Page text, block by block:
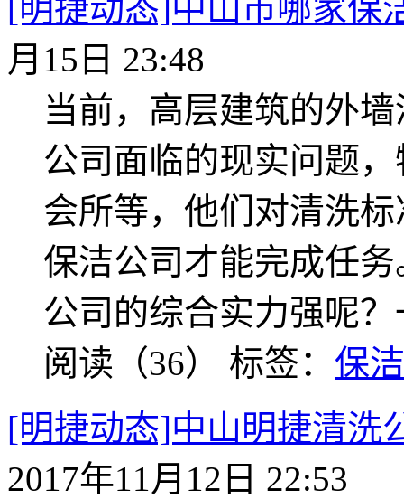
[明捷动态]中山市哪家保
月15日 23:48
当前，高层建筑的外
公司面临的现实问题
会所等，他们对清洗
保洁公司才能完成任
公司的综合实力强呢
阅读（36） 标签： 保
[明捷动态]中山明捷清
2017年11月12日 22:53